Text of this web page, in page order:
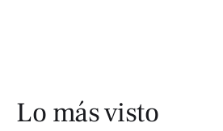
Lo más visto